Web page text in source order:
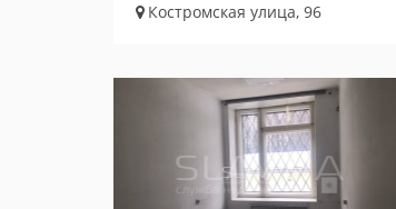
Костромская улица, 96